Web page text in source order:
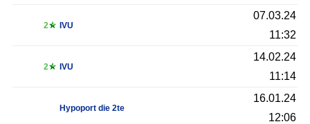
2 IVU
07.03.24
11:32
2 IVU
14.02.24
11:14
Hypoport die 2te
16.01.24
12:06